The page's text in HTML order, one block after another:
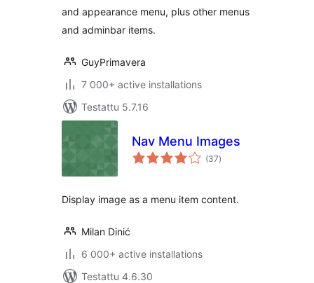
and appearance menu, plus other menus
and adminbar items.
GuyPrimavera
7 000+ active installations
Testattu 5.7.16
Nav Menu Images
(37arvosanat
yhteensä
)
Display image as a menu item content.
Milan Dinić
6 000+ active installations
Testattu 4.6.30